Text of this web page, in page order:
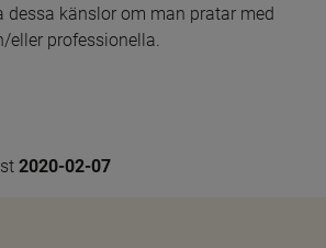
dessa känslor om man pratar med
eller professionella.
2020-02-07